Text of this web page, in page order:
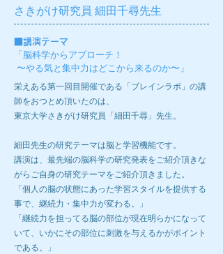
さきがけ研究員 細田千尋先生
講演テーマ
「脳科学からアプローチ！
〜やる気と集中力はどこから来るのか〜」
栄えある第一回目開催である「ブレインラボ」の講
師をおつとめ頂いたのは、
東京大学さきがけ研究員「細田千尋」先生。
細田先生の研究テーマは脳と学習機能です。
講演は、最先端の脳科学の研究発表をご紹介頂きな
がらご自身の研究テーマをご紹介頂きました。
「個人の脳の状態にあった学習スタイルを提供する
事で、継続力・集中力が変わる。」
「継続力を担ってる脳の部位が現在明らかになって
いて、いかにその部位に刺激を与えるかがポイント
である。」